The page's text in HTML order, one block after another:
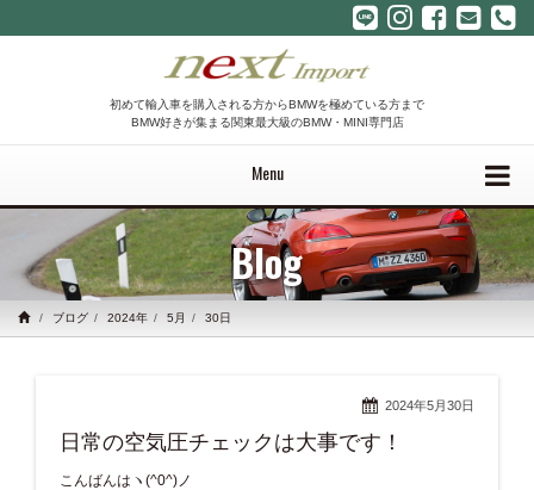
初めて輸入車を購入される方からBMWを極めている方まで
BMW好きが集まる関東最大級のBMW・MINI専門店
Menu
Blog
ブログ 2024年 5月 30日
2024年5月30日
日常の空気圧チェックは大事です！
こんばんはヽ(^0^)ノ